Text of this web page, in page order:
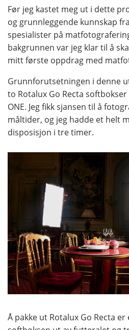
Før jeg kastet meg ut i dette
og grunnleggende kunnskap
spesialister på
bakgrunnen var jeg klar til å
mitt første oppdrag med
Grunnforutsetningen i denne
to Rotalux Go Recta
ONE. Jeg fikk sjansen til å
måltider, og jeg hadde et helt
disposisjon i tre timer.
Å pakke ut Rotalux Go Recta